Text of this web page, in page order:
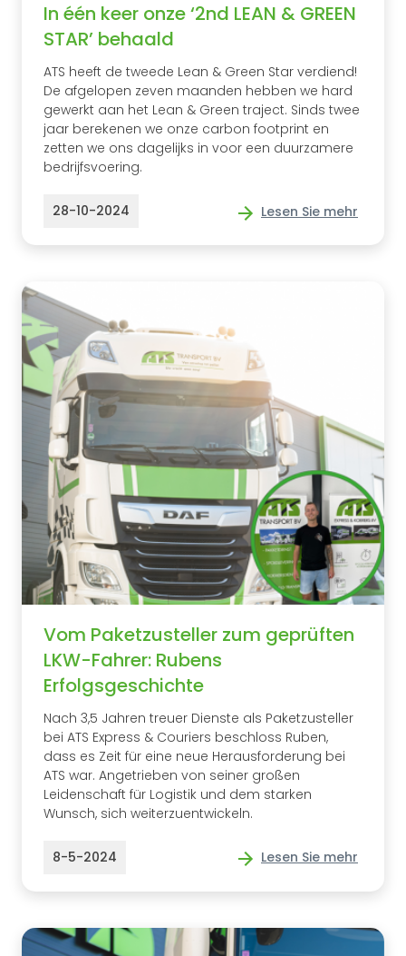
In één keer onze ‘2nd LEAN & GREEN
STAR’ behaald
ATS heeft de tweede Lean & Green Star verdiend!
De afgelopen zeven maanden hebben we hard
gewerkt aan het Lean & Green traject. Sinds twee
jaar berekenen we onze carbon footprint en
zetten we ons dagelijks in voor een duurzamere
bedrijfsvoering.
28-10-2024 Lesen Sie mehr
Vom Paketzusteller zum geprüften
LKW-Fahrer: Rubens
Erfolgsgeschichte
Nach 3,5 Jahren treuer Dienste als Paketzusteller
bei ATS Express & Couriers beschloss Ruben,
dass es Zeit für eine neue Herausforderung bei
ATS war. Angetrieben von seiner großen
Leidenschaft für Logistik und dem starken
Wunsch, sich weiterzuentwickeln.
8-5-2024 Lesen Sie mehr